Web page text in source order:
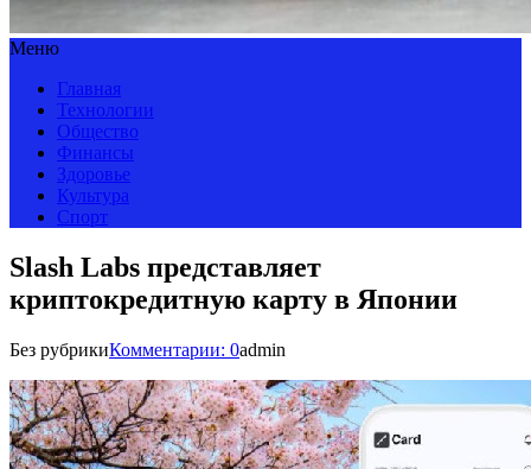
Меню
Главная
Технологии
Общество
Финансы
Здоровье
Культура
Спорт
Slash Labs представляет
криптокредитную карту в Японии
Без рубрикиКомментарии: 0admin